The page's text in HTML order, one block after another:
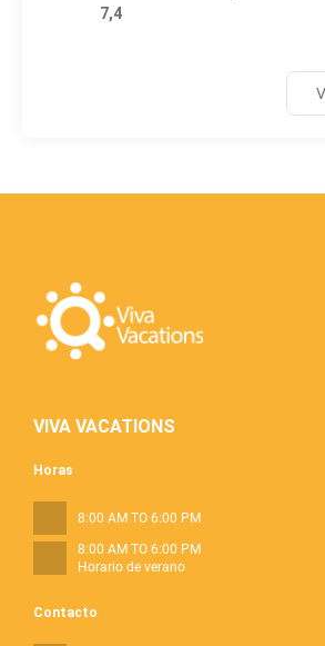
7,4
VIVA VACATIONS
Contacto
Horas
8:00 AM TO 6:00 PM
8:00 AM TO 6:00 PM
Horario de verano